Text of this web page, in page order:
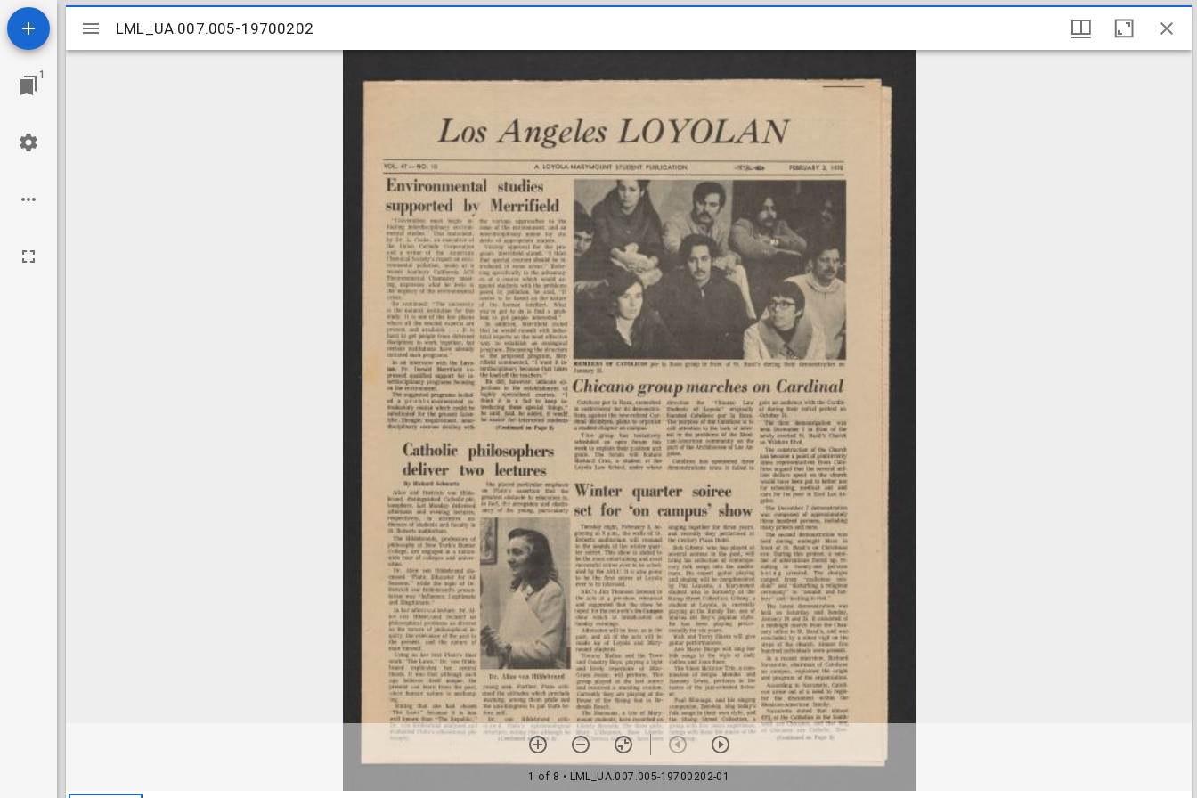
1
Mirador
viewer
LML_UA.007.005-19700202
1 of 8 • LML_UA.007.005-19700202-01
LML_UA.007.005-19700202